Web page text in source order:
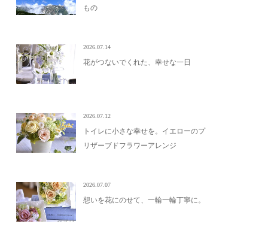
もの
2026.07.14
花がつないでくれた、幸せな一日
2026.07.12
トイレに小さな幸せを。イエローのプ
リザーブドフラワーアレンジ
2026.07.07
想いを花にのせて、一輪一輪丁寧に。